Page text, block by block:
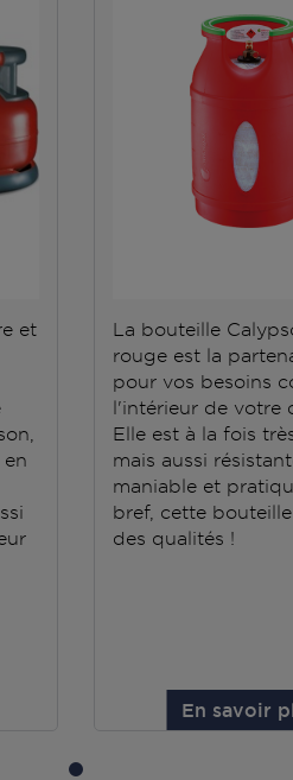
et
La bouteille
rouge est la
pour vos besoins
l'intérieur de votre
Elle est à la fois
mais aussi
maniable et
bref, cette
des qualités !
En savoir